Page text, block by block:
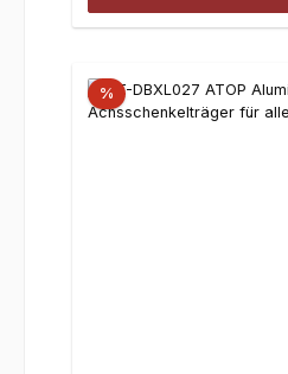
%